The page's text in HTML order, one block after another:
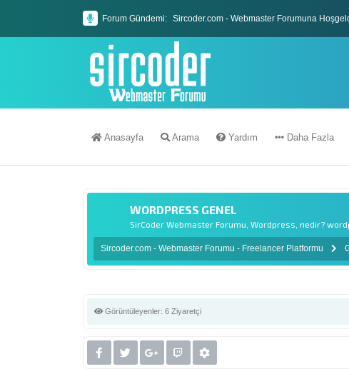
Forum Gündemi: Sircoder.com Webmaster Forumu Kuralları
Sircoder.com - Webmaster Forumuna
Anasayfa Arama Yardım Daha Fazla
Sircoder.com - Webmaster Forumu - Freelancer Platformu
WORDPRESS GENEL
SirCoder Webmaster Forumu, Wordpress, nedir?
Görüntüleyenler: 6 Ziyaretçi